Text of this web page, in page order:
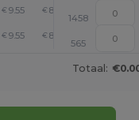
€ 9.55 € 8.82 +
1458
€ 9.55 € 8.82 +
565
Totaal: